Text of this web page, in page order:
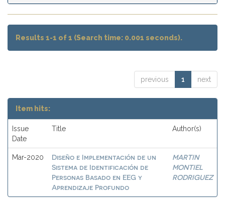
Results 1-1 of 1 (Search time: 0.001 seconds).
previous 1 next
Item hits:
Issue
Date
Title Author(s)
Mar-2020
Diseño e Implementación de un
Sistema de Identificación de
Personas Basado en EEG y
Aprendizaje Profundo
MARTIN
MONTIEL
RODRIGUEZ